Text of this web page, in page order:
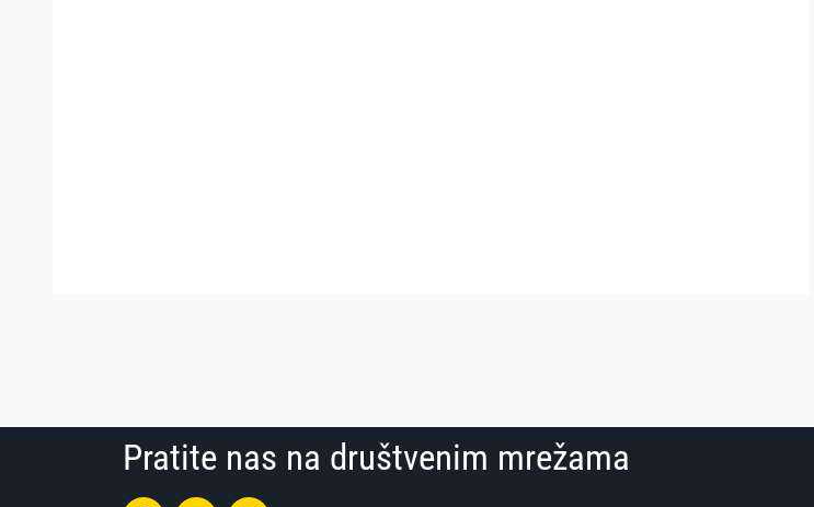
Pratite nas na društvenim mrežama